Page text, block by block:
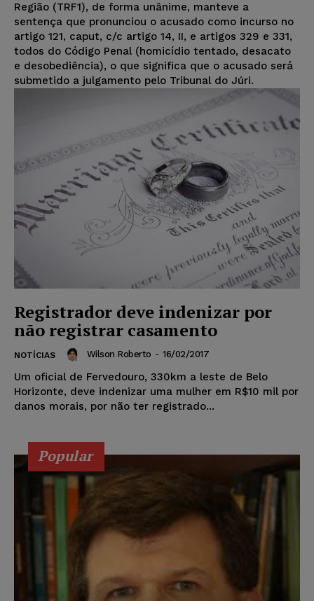
Região (TRF1), de forma unânime, manteve a
sentença que pronunciou o acusado como incurso no
artigo 121, caput, c/c artigo 14, II, e artigos 329 e 331,
todos do Código Penal (homicídio tentado, desacato
e desobediência), o que significa que o acusado será
submetido a julgamento pelo Tribunal do Júri.
Registrador deve indenizar por
não registrar casamento
NOTÍCIAS Wilson Roberto - 16/02/2017
Um oficial de Fervedouro, 330km a leste de Belo
Horizonte, deve indenizar uma mulher em R$10 mil por
danos morais, por não ter registrado...
Popular